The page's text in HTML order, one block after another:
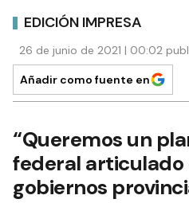
EDICIÓN IMPRESA
26 de junio de 2021 | 00:02
Añadir como fuente en
“Queremos un
federal articulado
gobiernos